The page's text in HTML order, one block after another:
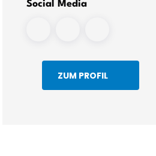
Social Media
ZUM PROFIL